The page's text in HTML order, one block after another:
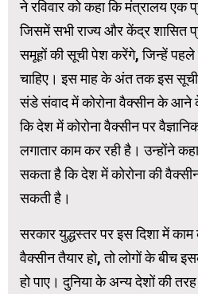
ने रविवार को कहा कि मंत्रालय एक
जिसमें सभी राज्य और केंद्र शासित
समूहों की सूची पेश करेंगे, जिन्हें पहले
चाहिए। इस माह के अंत तक इस सूची
संडे संवाद में कोरोना वैक्सीन के आने
कि देश में कोरोना वैक्सीन पर
लगातार काम कर रही है। उन्होंने
सकता है कि देश में कोरोना की
सकती है।
सरकार युद्धस्तर पर इस दिशा में काम
वैक्सीन तैयार हो, तो लोगों के बीच
हो पाए। दुनिया के अन्य देशों की